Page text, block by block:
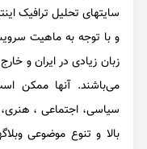
سایتهای تحلیل ترافیک
و با توجه به ماهیت
زبان زیادی در ایران و
می‌باشند. آنها ممکن
سیاسی، اجتماعی ،
بالا و تنوع موضوعی